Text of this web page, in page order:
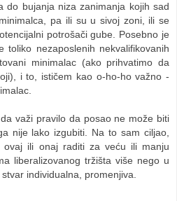
do bujanja niza zanimanja kojih sad
pa ili su u sivoj zoni, ili se
potrošači gube. Posebno je
toliko nezaposlenih nekvalifikovanih
minimalac (ako prihvatimo da
i to, ističem kao o-ho-ho važno -
važi pravilo da posao ne može biti
nije lako izgubiti. Na to sam ciljao,
ovaj ili onaj raditi za veću ili manju
liberalizovanog tržišta više nego u
individualna, promenjiva.